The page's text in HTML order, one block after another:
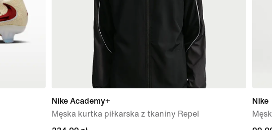
Nike Academy+
Męska kurtka piłkarska z tkaniny Repel
Nike